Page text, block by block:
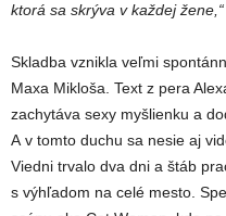
ktorá sa skrýva v každej žene,“
Skladba vznikla veľmi
Maxa Mikloša. Text z pera
zachytáva sexy myšlienku a
A v tomto duchu sa nesie aj
Viedni trvalo dva dni a štáb
s výhľadom na celé mesto.